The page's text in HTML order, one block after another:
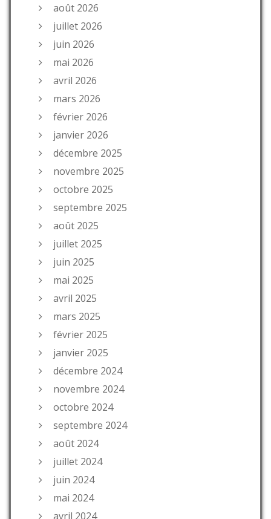
août 2026
juillet 2026
juin 2026
mai 2026
avril 2026
mars 2026
février 2026
janvier 2026
décembre 2025
novembre 2025
octobre 2025
septembre 2025
août 2025
juillet 2025
juin 2025
mai 2025
avril 2025
mars 2025
février 2025
janvier 2025
décembre 2024
novembre 2024
octobre 2024
septembre 2024
août 2024
juillet 2024
juin 2024
mai 2024
avril 2024